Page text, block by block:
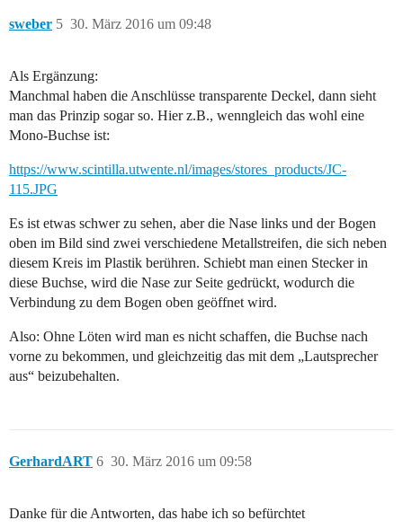
sweber 30. März 2016 um 09:48
5
Als Ergänzung:
Manchmal haben die Anschlüsse transparente Deckel, dann sieht
man das Prinzip sogar so. Hier z.B., wenngleich das wohl eine
Mono-Buchse ist:
https://www.scintilla.utwente.nl/images/stores_products/JC-
115.JPG
Es ist etwas schwer zu sehen, aber die Nase links und der Bogen
oben im Bild sind zwei verschiedene Metallstreifen, die sich neben
diesem Kreis im Plastik berühren. Schiebt man einen Stecker in
diese Buchse, wird die Nase zur Seite gedrückt, wodurch die
Verbindung zu dem Bogen oben geöffnet wird.
Also: Ohne Löten wird man es nicht schaffen, die Buchse nach
vorne zu bekommen, und gleichzeitig das mit dem „Lautsprecher
aus“ beizubehalten.
GerhardART 30. März 2016 um 09:58
6
Danke für die Antworten, das habe ich so befürchtet